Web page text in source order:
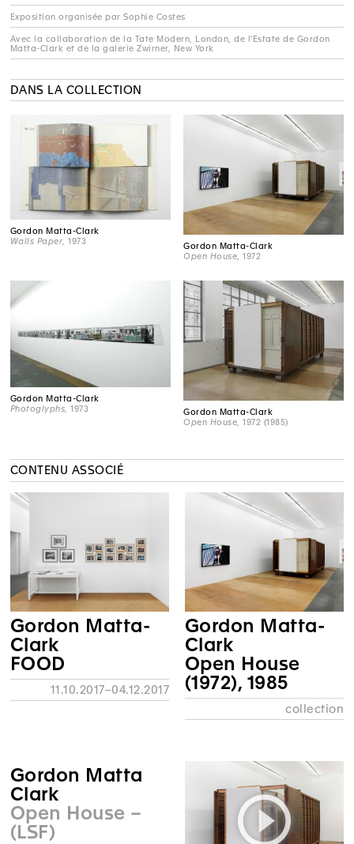
Exposition organisée par Sophie Costes
Avec la collaboration de la Tate Modern, London, de l’Estate de Gordon
Matta-Clark et de la galerie Zwirner, New York
DANS LA COLLECTION
Gordon Matta-Clark
Walls Paper , 1973
Gordon Matta-Clark
Open House , 1972
Gordon Matta-Clark
Photoglyphs , 1973
Gordon Matta-Clark
Open House, 1972 (1985)
CONTENU ASSOCIÉ
Gordon Matta-
Clark
FOOD
11.10.2017–04.12.2017
Gordon Matta-
Clark
Open House
(1972), 1985
collection
Gordon Matta
Clark
Open House –
(LSF)